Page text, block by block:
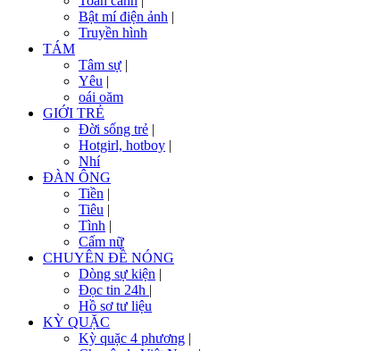
Bật mí điện ảnh |
Truyền hình
TÁM
Tâm sự |
Yêu |
oái oăm
GIỚI TRẺ
Đời sống trẻ |
Hotgirl, hotboy |
Nhí
ĐÀN ÔNG
Tiền |
Tiêu |
Tình |
Cấm nữ
CHUYÊN ĐỀ NÓNG
Dòng sự kiện |
Đọc tin 24h |
Hồ sơ tư liệu
KỲ QUẶC
Kỳ quặc 4 phương |